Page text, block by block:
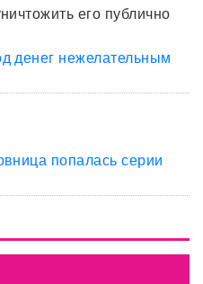
его публично
денег нежелательным
попалась серии